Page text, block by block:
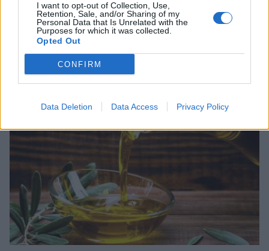
I want to opt-out of Collection, Use,
Retention, Sale, and/or Sharing of my
Personal Data that Is Unrelated with the
Purposes for which it was collected.
Opted Out
CONFIRM
Data Deletion Data Access Privacy Policy
Ψηφιακό Δελτίο Αποστολής: Τι αλλάζει στις
λαϊκές αγορές και τα ελαιοτριβεία
06/08/2026 10:58